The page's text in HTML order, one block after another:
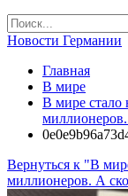
Новости Германии
Главная
В мире
В мире стало
миллионеров.
Вернуться к "В
миллионеров. А